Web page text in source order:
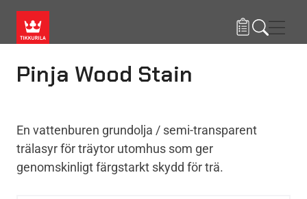
Pinja Wood Stain
En vattenburen grundolja / semi-transparent
trälasyr för träytor utomhus som ger
genomskinligt färgstarkt skydd för trä.